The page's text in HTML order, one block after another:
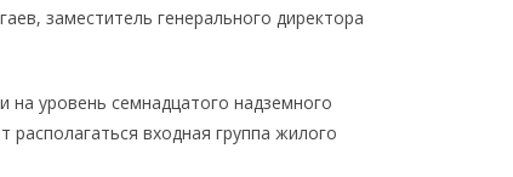
заместитель генерального директора
уровень семнадцатого надземного
входная группа жилого